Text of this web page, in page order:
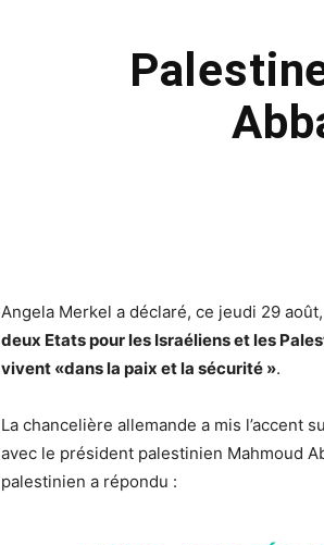
Angela Merkel a déclaré, ce jeudi 29
deux Etats pour les Israéliens et les
vivent «dans la paix et la sécurité ».
La chancelière allemande a mis l’accent
avec le président palestinien Mahmoud
palestinien a répondu :